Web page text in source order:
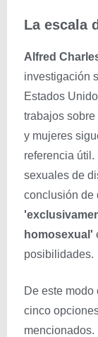
La escala
Alfred
investigación
Estados
trabajos
y mujeres
referencia
sexuales de
conclusión de
homosexual'
posibilidades.
De este modo
cinco
mencionados.